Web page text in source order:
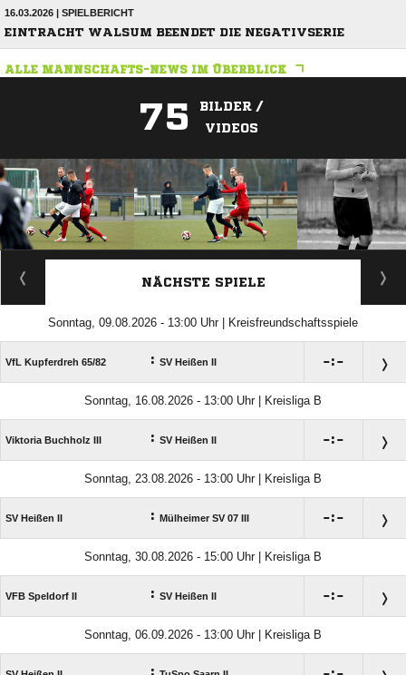
16.03.2026 | SPIELBERICHT
EINTRACHT WALSUM BEENDET DIE NEGATIVSERIE
ALLE MANNSCHAFTS-NEWS IM ÜBERBLICK
75
BILDER /
VIDEOS
ANZEIGE
NÄCHSTE SPIELE
Sonntag, 09.08.2026 - 13:00 Uhr | Kreisfreundschaftsspiele
VfL Kupferdreh 65/​82 : SV Heißen II :
Sonntag, 16.08.2026 - 13:00 Uhr | Kreisliga B
Viktoria Buchholz III : SV Heißen II :
Sonntag, 23.08.2026 - 13:00 Uhr | Kreisliga B
SV Heißen II : Mülheimer SV 07 III :
Sonntag, 30.08.2026 - 15:00 Uhr | Kreisliga B
VFB Speldorf II : SV Heißen II :
Sonntag, 06.09.2026 - 13:00 Uhr | Kreisliga B